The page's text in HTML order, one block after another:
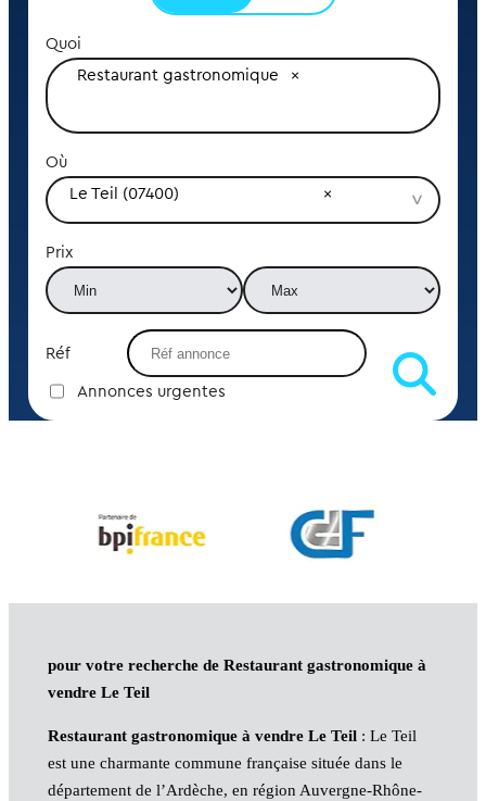
Quoi
Restaurant gastronomique
Où
Le Teil (07400)
Prix
Réf
Annonces urgentes
pour votre recherche de Restaurant gastronomique à
vendre Le Teil
Restaurant gastronomique à vendre Le Teil: Le Teil
est une charmante commune française située dans le
département de l’Ardèche, en région Auvergne-Rhône-